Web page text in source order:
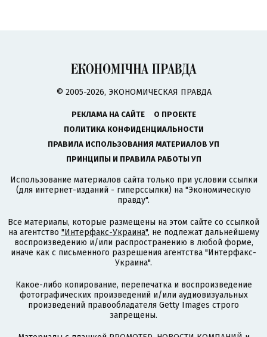
© 2005-2026, ЭКОНОМИЧЕСКАЯ ПРАВДА
РЕКЛАМА НА САЙТЕ
О ПРОЕКТЕ
ПОЛИТИКА КОНФИДЕНЦИАЛЬНОСТИ
ПРАВИЛА ИСПОЛЬЗОВАНИЯ МАТЕРИАЛОВ УП
ПРИНЦИПЫ И ПРАВИЛА РАБОТЫ УП
Использование материалов сайта только при условии ссылки
(для интернет-изданий - гиперссылки) на "Экономическую
правду".
Все материалы, которые размещены на этом сайте со ссылкой
на агентство "Интерфакс-Украина", не подлежат дальнейшему
воспроизведению и/или распространению в любой форме,
иначе как с письменного разрешения агентства "Интерфакс-
Украина".
Какое-либо копирование, перепечатка и воспроизведение
фотографических произведений и/или аудиовизуальных
произведений правообладателя Getty Images строго
запрещены.